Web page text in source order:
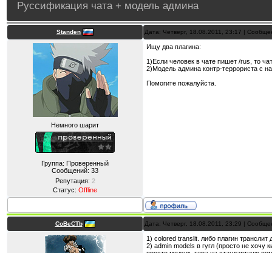
Руссификация чата + модель админа
Standen Дата: Четверг, 18.08.2011, 23:17 |
Немного шарит
Группа: Проверенный
Сообщений: 33
Репутация: 2
Статус: Offline
Ищу два плагина:
1)Если человек в чате пишет /rus, то
2)Модель админа контр-террориста с
Помогите пожалуйста.
CoBeCTb Дата: Четверг, 18.08.2011, 23:29 |
1) colored translit. либо плагин транслит
2) admin models в гугл (просто не хочу